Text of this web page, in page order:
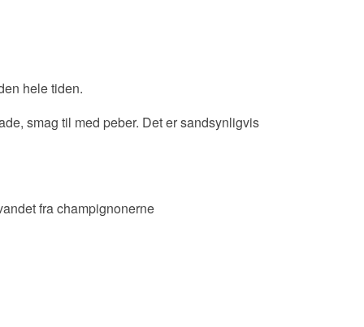
hele tiden.
smag til med peber. Det er sandsynligvis
fra champignonerne